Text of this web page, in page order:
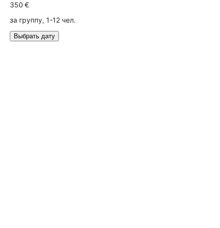
350 €
за группу, 1-12 чел.
Выбрать дату